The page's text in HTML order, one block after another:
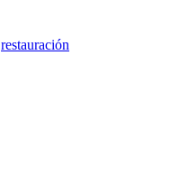
restauración